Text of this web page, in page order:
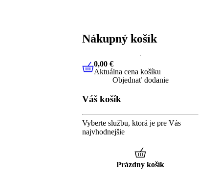
Nákupný košík
0,00 €Aktuálna cena košíku
0,00 €
Aktuálna cena košíku
Objednať dodanie
Váš košík
Vyberte službu, ktorá je pre Vás
najvhodnejšie
Prázdny košík